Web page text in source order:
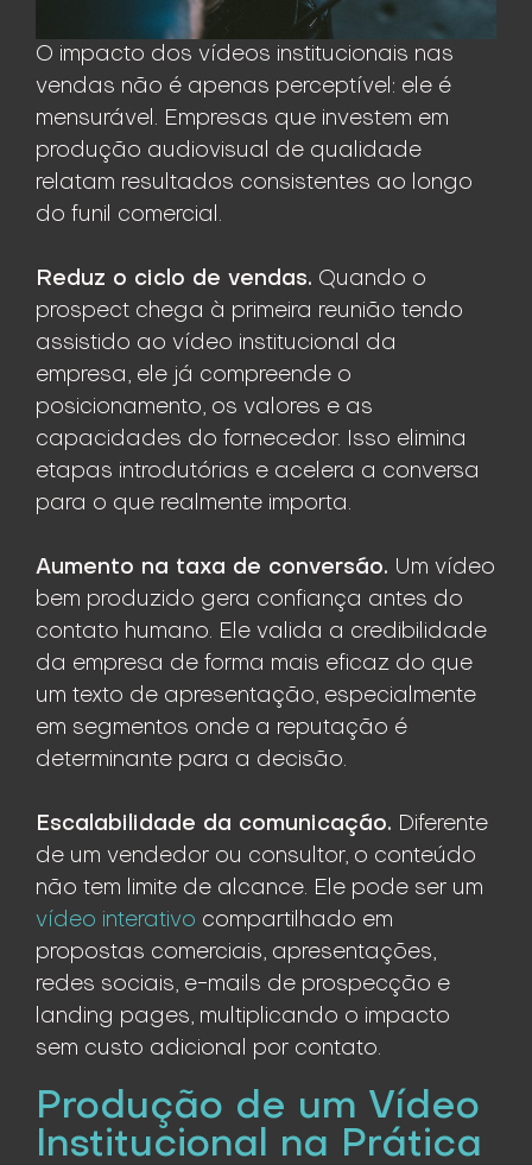
O impacto dos vídeos institucionais nas
vendas não é apenas perceptível: ele é
mensurável. Empresas que investem em
produção audiovisual de qualidade
relatam resultados consistentes ao longo
do funil comercial.
Reduz o ciclo de vendas. Quando o
prospect chega à primeira reunião tendo
assistido ao vídeo institucional da
empresa, ele já compreende o
posicionamento, os valores e as
capacidades do fornecedor. Isso elimina
etapas introdutórias e acelera a conversa
para o que realmente importa.
Aumento na taxa de conversão. Um vídeo
bem produzido gera confiança antes do
contato humano. Ele valida a credibilidade
da empresa de forma mais eficaz do que
um texto de apresentação, especialmente
em segmentos onde a reputação é
determinante para a decisão.
Escalabilidade da comunicação. Diferente
de um vendedor ou consultor, o conteúdo
não tem limite de alcance. Ele pode ser um
vídeo interativo compartilhado em
propostas comerciais, apresentações,
redes sociais, e-mails de prospecção e
landing pages, multiplicando o impacto
sem custo adicional por contato.
Produção de um Vídeo
Institucional na Prática